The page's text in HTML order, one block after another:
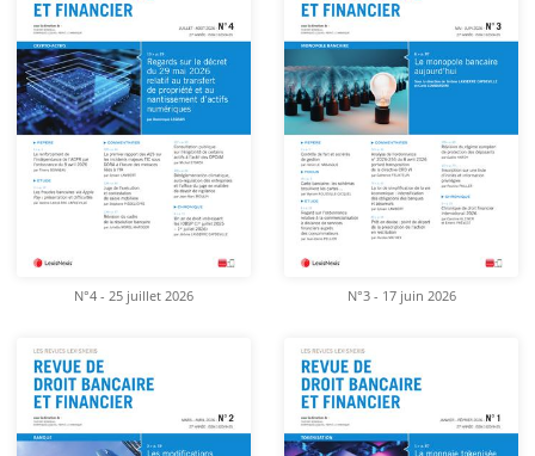
N°4 - 25 juillet 2026 N°3 - 17 juin 2026